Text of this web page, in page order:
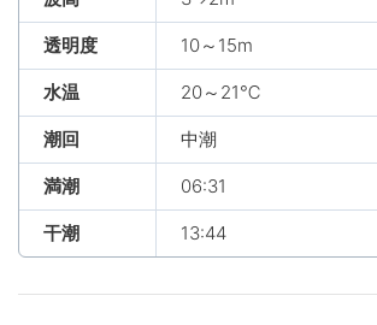
透明度 10～15m
水温 20～21℃
潮回 中潮
満潮 06:31
干潮 13:44